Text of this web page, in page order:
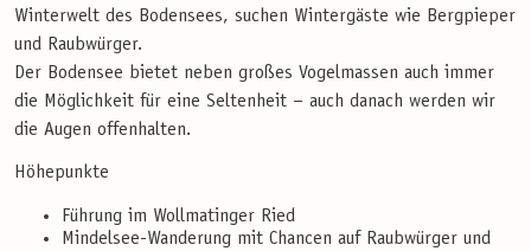
Winterwelt des Bodensees, suchen Wintergäste wie Bergpieper
und Raubwürger.
Der Bodensee bietet neben großes Vogelmassen auch immer
die Möglichkeit für eine Seltenheit – auch danach werden wir
die Augen offenhalten.
Höhepunkte
Führung im Wollmatinger Ried
Mindelsee-Wanderung mit Chancen auf Raubwürger und